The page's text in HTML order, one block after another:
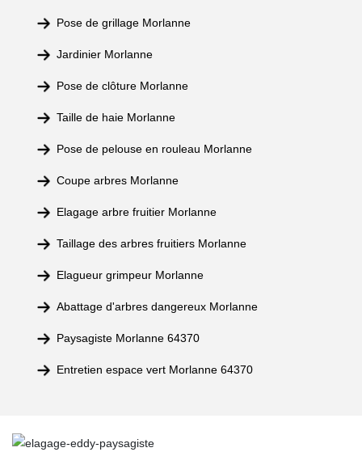
Pose de grillage Morlanne
Jardinier Morlanne
Pose de clôture Morlanne
Taille de haie Morlanne
Pose de pelouse en rouleau Morlanne
Coupe arbres Morlanne
Elagage arbre fruitier Morlanne
Taillage des arbres fruitiers Morlanne
Elagueur grimpeur Morlanne
Abattage d'arbres dangereux Morlanne
Paysagiste Morlanne 64370
Entretien espace vert Morlanne 64370